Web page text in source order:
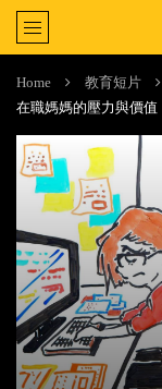
Home 教育短片
在職媽媽的壓力與價值